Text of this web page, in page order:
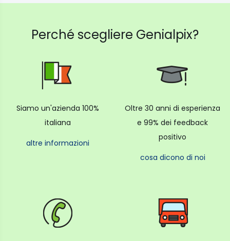
Kit manuale dell'utente
Perché scegliere Genialpix?
Siamo un'azienda 100%
italiana
altre informazioni
Oltre 30 anni di esperienza
e 99% dei feedback
positivo
cosa dicono di noi